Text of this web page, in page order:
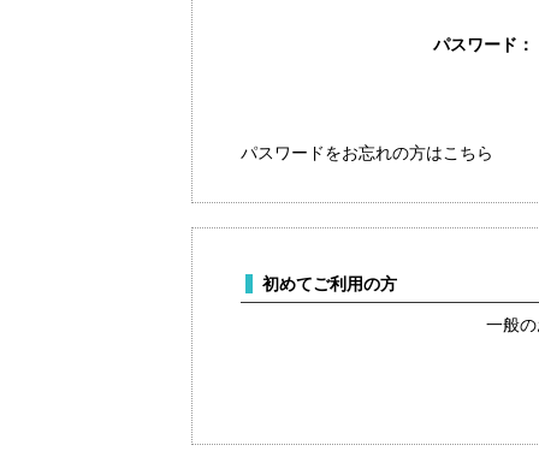
パスワード：
パスワードをお忘れの方はこちら
初めてご利用の方
一般